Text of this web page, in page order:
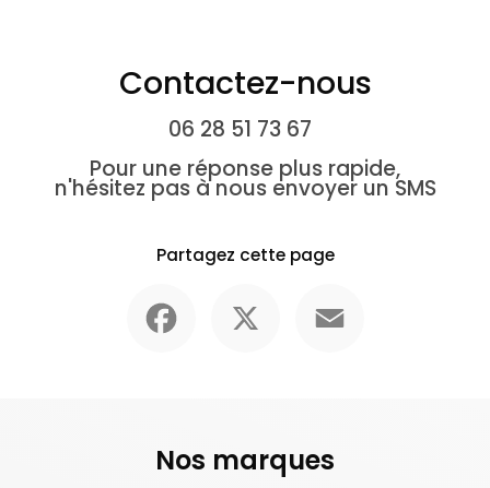
Contactez-nous
06 28 51 73 67
Pour une réponse plus rapide,
n'hésitez pas à nous envoyer un SMS
Partagez cette page
Nos marques